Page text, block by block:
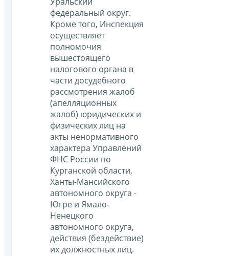
федеральный округ.
Кроме того, Инспекция
осуществляет
полномочия
вышестоящего
налогового органа в
части досудебного
рассмотрения жалоб
(апелляционных
жалоб) юридических и
физических лиц на
акты ненормативного
характера Управлений
ФНС России по
Курганской области,
Ханты-Мансийского
автономного округа -
Югре и Ямало-
Ненецкого
автономного округа,
действия (бездействие)
их должностных лиц.